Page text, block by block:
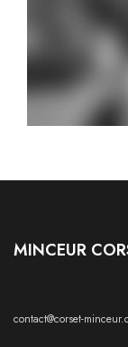
MINCEUR
contact@corset-